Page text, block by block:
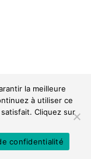
la meilleure
à utiliser ce
Cliquez sur
confidentialité